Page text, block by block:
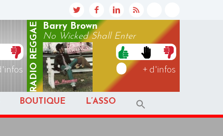
RADIO
REGGAE
Barry Brown
No Wicked Shall Enter
+ d'infos
BOUTIQUE L’ASSO